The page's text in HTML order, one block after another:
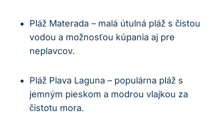
Pláž Materada – malá útulná pláž s čistou
vodou a možnosťou kúpania aj pre
neplavcov.
Pláž Plava Laguna – populárna pláž s
jemným pieskom a modrou vlajkou za
čistotu mora.